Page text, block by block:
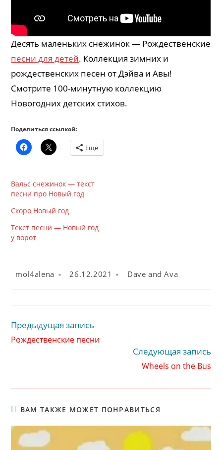
Десять маленьких снежинок — Рождественские
песни для детей. Коллекция зимних и
рождественских песен от Дэйва и Авы!
Смотрите 100-минутную коллекцию
Новогодних детских стихов.
Поделиться ссылкой:
Ещё
Вальс снежинок — текст
песни про Новый год
Скоро Новый год
Текст песни — Новый год
у ворот
Автор
mol4alena
Запись
26.12.2021
Рубрика
Dave and Ava
Читать
статьи
Предыдущая запись
Рождественские песни
Следующая запись
Wheels on the Bus
ВАМ ТАКЖЕ МОЖЕТ ПОНРАВИТЬСЯ